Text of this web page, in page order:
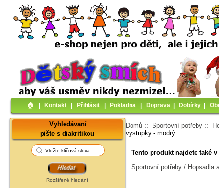
🏠︎ Kontakt Přihlásit Pokladna Doprava Dobírky
Vyhledávaní
pište s diakritikou
Rozšířené hledání
Domů ::Sportovní potřeby ::
výstupky - modrý
Tento produkt najdete také
Sportovní potřeby / Hopsadla